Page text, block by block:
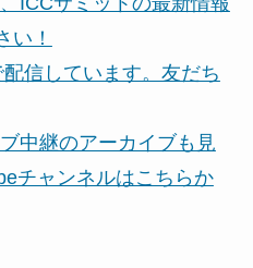
い！
信しています。友だち
中継のアーカイブも見
チャンネルはこちらか